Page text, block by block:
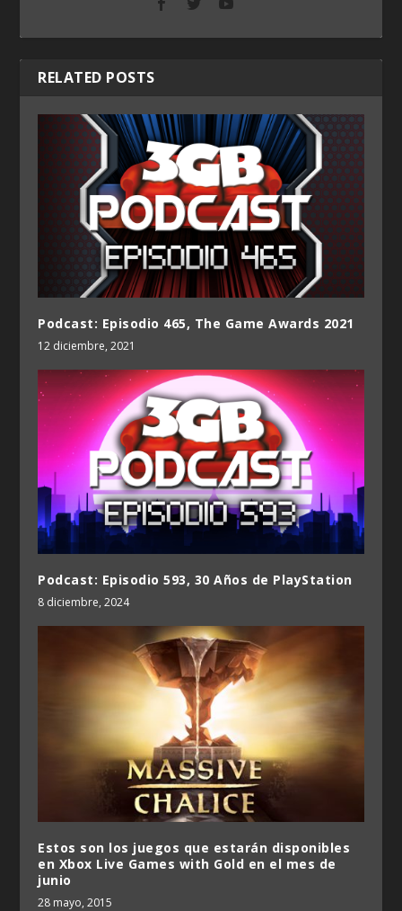
RELATED POSTS
Podcast: Episodio 465, The Game Awards 2021
12 diciembre, 2021
Podcast: Episodio 593, 30 Años de PlayStation
8 diciembre, 2024
Estos son los juegos que estarán disponibles
en Xbox Live Games with Gold en el mes de
junio
28 mayo, 2015